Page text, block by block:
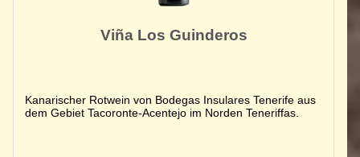
Viña Los Guinderos
Kanarischer Rotwein von Bodegas Insulares Tenerife aus
dem Gebiet Tacoronte-Acentejo im Norden Teneriffas.